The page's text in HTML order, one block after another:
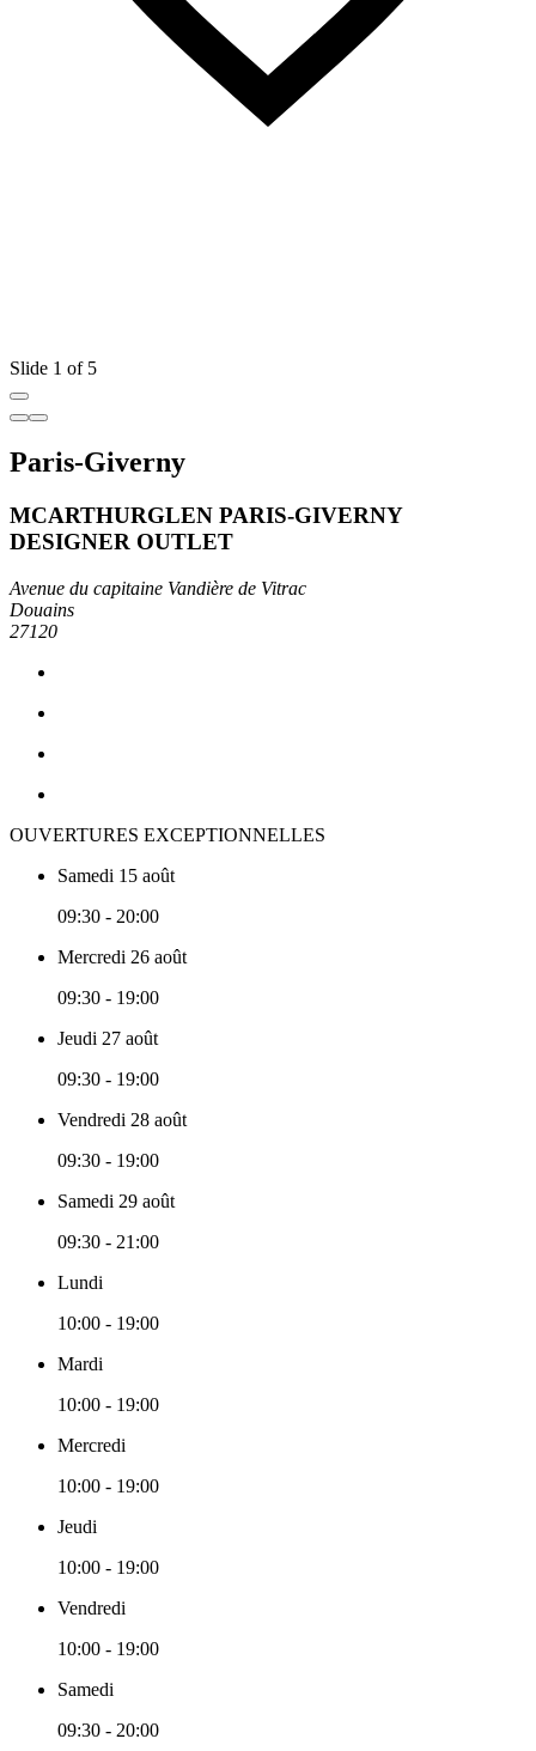
Slide 1 of 5
Paris-Giverny
MCARTHURGLEN PARIS-GIVERNY
DESIGNER OUTLET
Avenue du capitaine Vandière de Vitrac
Douains
27120
OUVERTURES EXCEPTIONNELLES
Samedi 15 août
09:30 - 20:00
Mercredi 26 août
09:30 - 19:00
Jeudi 27 août
09:30 - 19:00
Vendredi 28 août
09:30 - 19:00
Samedi 29 août
09:30 - 21:00
Lundi
10:00 - 19:00
Mardi
10:00 - 19:00
Mercredi
10:00 - 19:00
Jeudi
10:00 - 19:00
Vendredi
10:00 - 19:00
Samedi
09:30 - 20:00